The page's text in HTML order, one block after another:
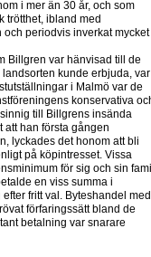
i mer än 30 år, och som
trötthet, ibland med
periodvis inverkat mycket
Billgren var hänvisad till de
kunde erbjuda, var
i Malmö var de
konservativa
till Billgrens insända
att han första gången
lyckades det honom att bli
på köpintresset. Vissa
för sig och sin
en viss summa i
fritt val. Byteshandel med
förfaringssätt bland de
betalning var snarare